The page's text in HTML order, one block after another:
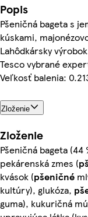
Popis
Pšeničná bageta s
kúskami,
Lahôdkársky
Tesco vybrané
Veľkosť balenia:
Zloženie
Zloženie
Pšeničná bageta (44
pekárenská zmes (
kvások (pšeničné
kultúry), glukóza,
guma), kukuričná